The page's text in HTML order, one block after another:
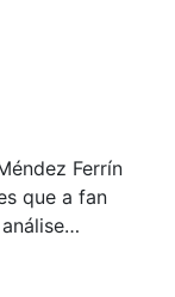
que a fan
dun autor